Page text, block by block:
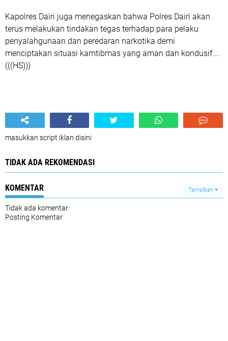
Kapolres Dairi juga menegaskan bahwa Polres Dairi akan
terus melakukan tindakan tegas terhadap para pelaku
penyalahgunaan dan peredaran narkotika demi
menciptakan situasi kamtibmas yang aman dan kondusif....
(((HS)))
masukkan script iklan disini
TIDAK ADA REKOMENDASI
KOMENTAR Tampilkan
Tidak ada komentar:
Posting Komentar